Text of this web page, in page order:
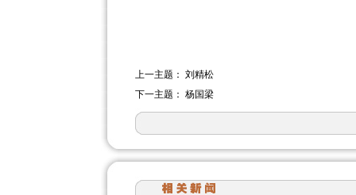
上一主题： 刘精松
下一主题： 杨国梁